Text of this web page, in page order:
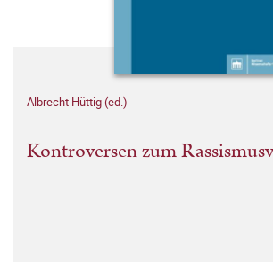
Albrecht Hüttig (ed.)
Kontroversen zum